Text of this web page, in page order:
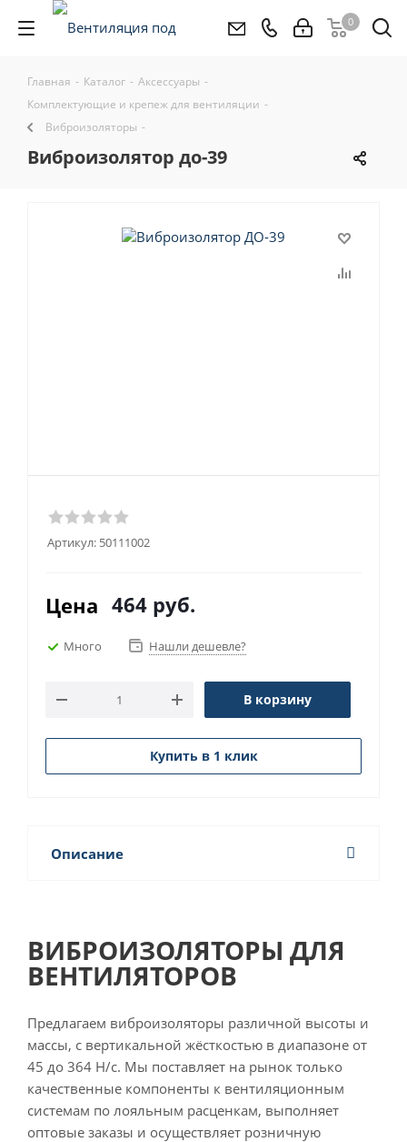
0
Главная - Каталог - Аксессуары -
Комплектующие и крепеж для вентиляции -
Виброизоляторы -
виброизолятор до-39
Артикул: 50111002
Цена 464 руб.
Много Нашли дешевле?
В корзину
Купить в 1 клик
Описание
ВИБРОИЗОЛЯТОРЫ ДЛЯ
ВЕНТИЛЯТОРОВ
Предлагаем виброизоляторы различной высоты и
массы, с вертикальной жёсткостью в диапазоне от
45 до 364 Н/с. Мы поставляет на рынок только
качественные компоненты к вентиляционным
системам по лояльным расценкам, выполняет
оптовые заказы и осуществляет розничную